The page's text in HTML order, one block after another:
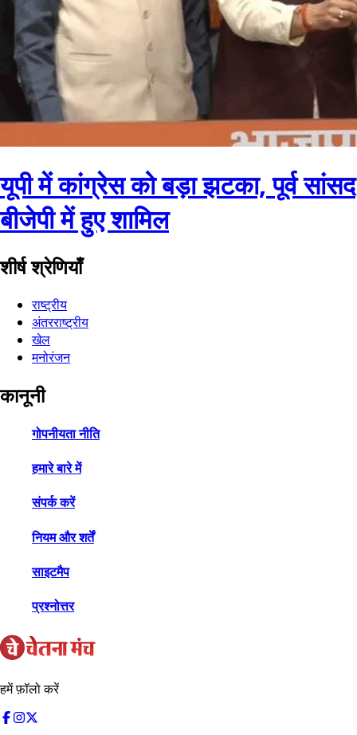
यूपी में कांग्रेस को बड़ा झटका, पूर्व सांसद
बीजेपी में हुए शामिल
शीर्ष श्रेणियाँ
राष्ट्रीय
अंतरराष्ट्रीय
खेल
मनोरंजन
कानूनी
गोपनीयता नीति
हमारे बारे में
संपर्क करें
नियम और शर्तें
साइटमैप
प्रश्नोत्तर
हमें फ़ॉलो करें